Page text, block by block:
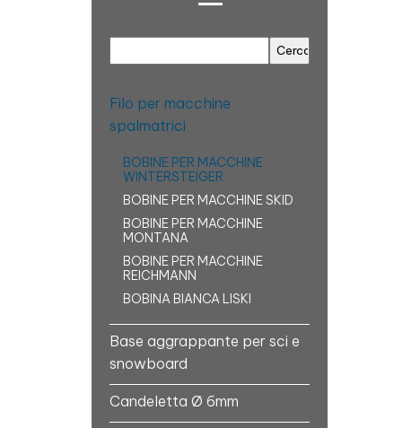
Filo per macchine
spalmatrici
BOBINE PER MACCHINE
WINTERSTEIGER
BOBINE PER MACCHINE SKID
BOBINE PER MACCHINE
MONTANA
BOBINE PER MACCHINE
REICHMANN
BOBINA BIANCA LISKI
Base aggrappante per sci e
snowboard
Candeletta Ø 6mm